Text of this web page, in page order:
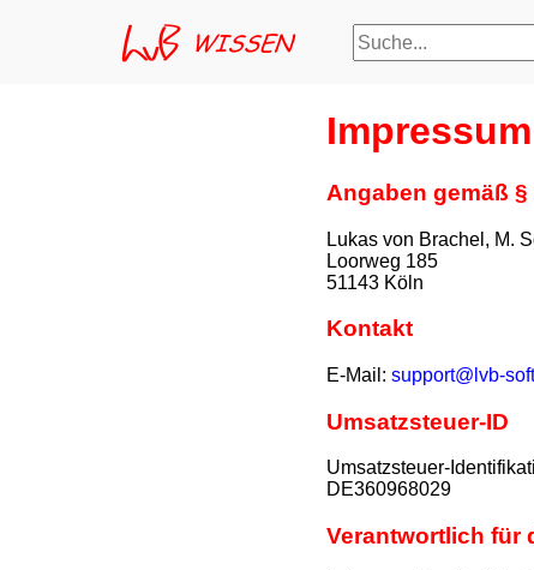
Suche
Impressum
Angaben gemäß §
Lukas von Brachel, M.
Loorweg 185
51143 Köln
Kontakt
E-Mail: support@lvb-
Umsatzsteuer-ID
Umsatzsteuer-
DE360968029
Verantwortlich für